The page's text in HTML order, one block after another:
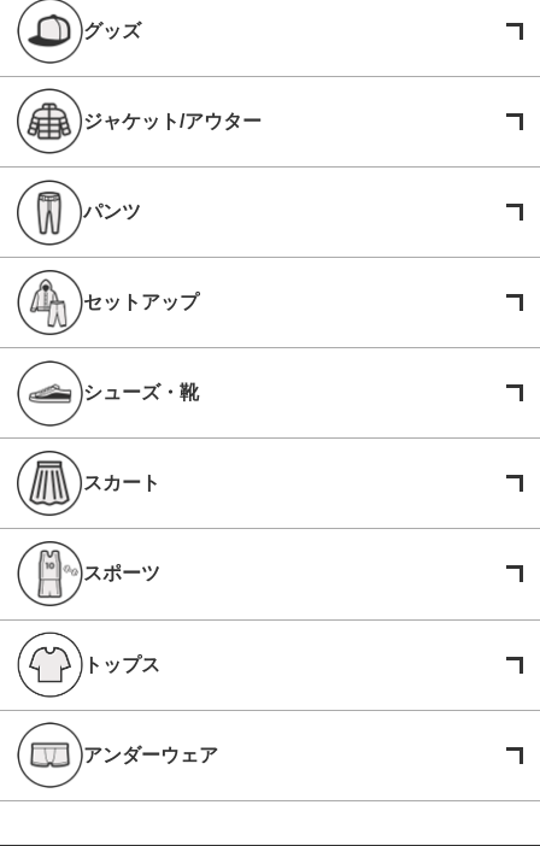
グッズ
ジャケット/アウター
パンツ
セットアップ
シューズ・靴
スカート
スポーツ
トップス
アンダーウェア